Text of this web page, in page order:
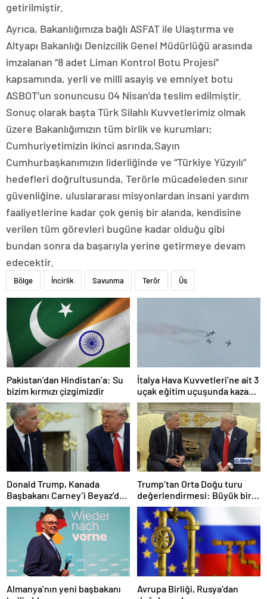
getirilmiştir.
Ayrıca, Bakanlığımıza bağlı ASFAT ile Ulaştırma ve
Altyapı Bakanlığı Denizcilik Genel Müdürlüğü arasında
imzalanan “8 adet Liman Kontrol Botu Projesi”
kapsamında, yerli ve millî asayiş ve emniyet botu
ASBOT’un sonuncusu 04 Nisan’da teslim edilmiştir.
Sonuç olarak başta Türk Silahlı Kuvvetlerimiz olmak
üzere Bakanlığımızın tüm birlik ve kurumları;
Cumhuriyetimizin ikinci asrında,Sayın
Cumhurbaşkanımızın liderliğinde ve “Türkiye Yüzyılı”
hedefleri doğrultusunda, Terörle mücadeleden sınır
güvenliğine, uluslararası misyonlardan insani yardım
faaliyetlerine kadar çok geniş bir alanda, kendisine
verilen tüm görevleri bugüne kadar olduğu gibi
bundan sonra da başarıyla yerine getirmeye devam
edecektir.
Bölge İncirlik Savunma Terör Üs
Pakistan’dan Hindistan’a: Su
bizim kırmızı çizgimizdir
İtalya Hava Kuvvetleri’ne ait 3
uçak eğitim uçuşunda kaza
yaptı
Donald Trump, Kanada
Başbakanı Carney’i Beyaz’da
ağırladı
Trump’tan Orta Doğu turu
değerlendirmesi: Büyük bir
duyuru yapacağız
Almanya’nın yeni başbakanı
Avrupa Birliği, Rusya’dan